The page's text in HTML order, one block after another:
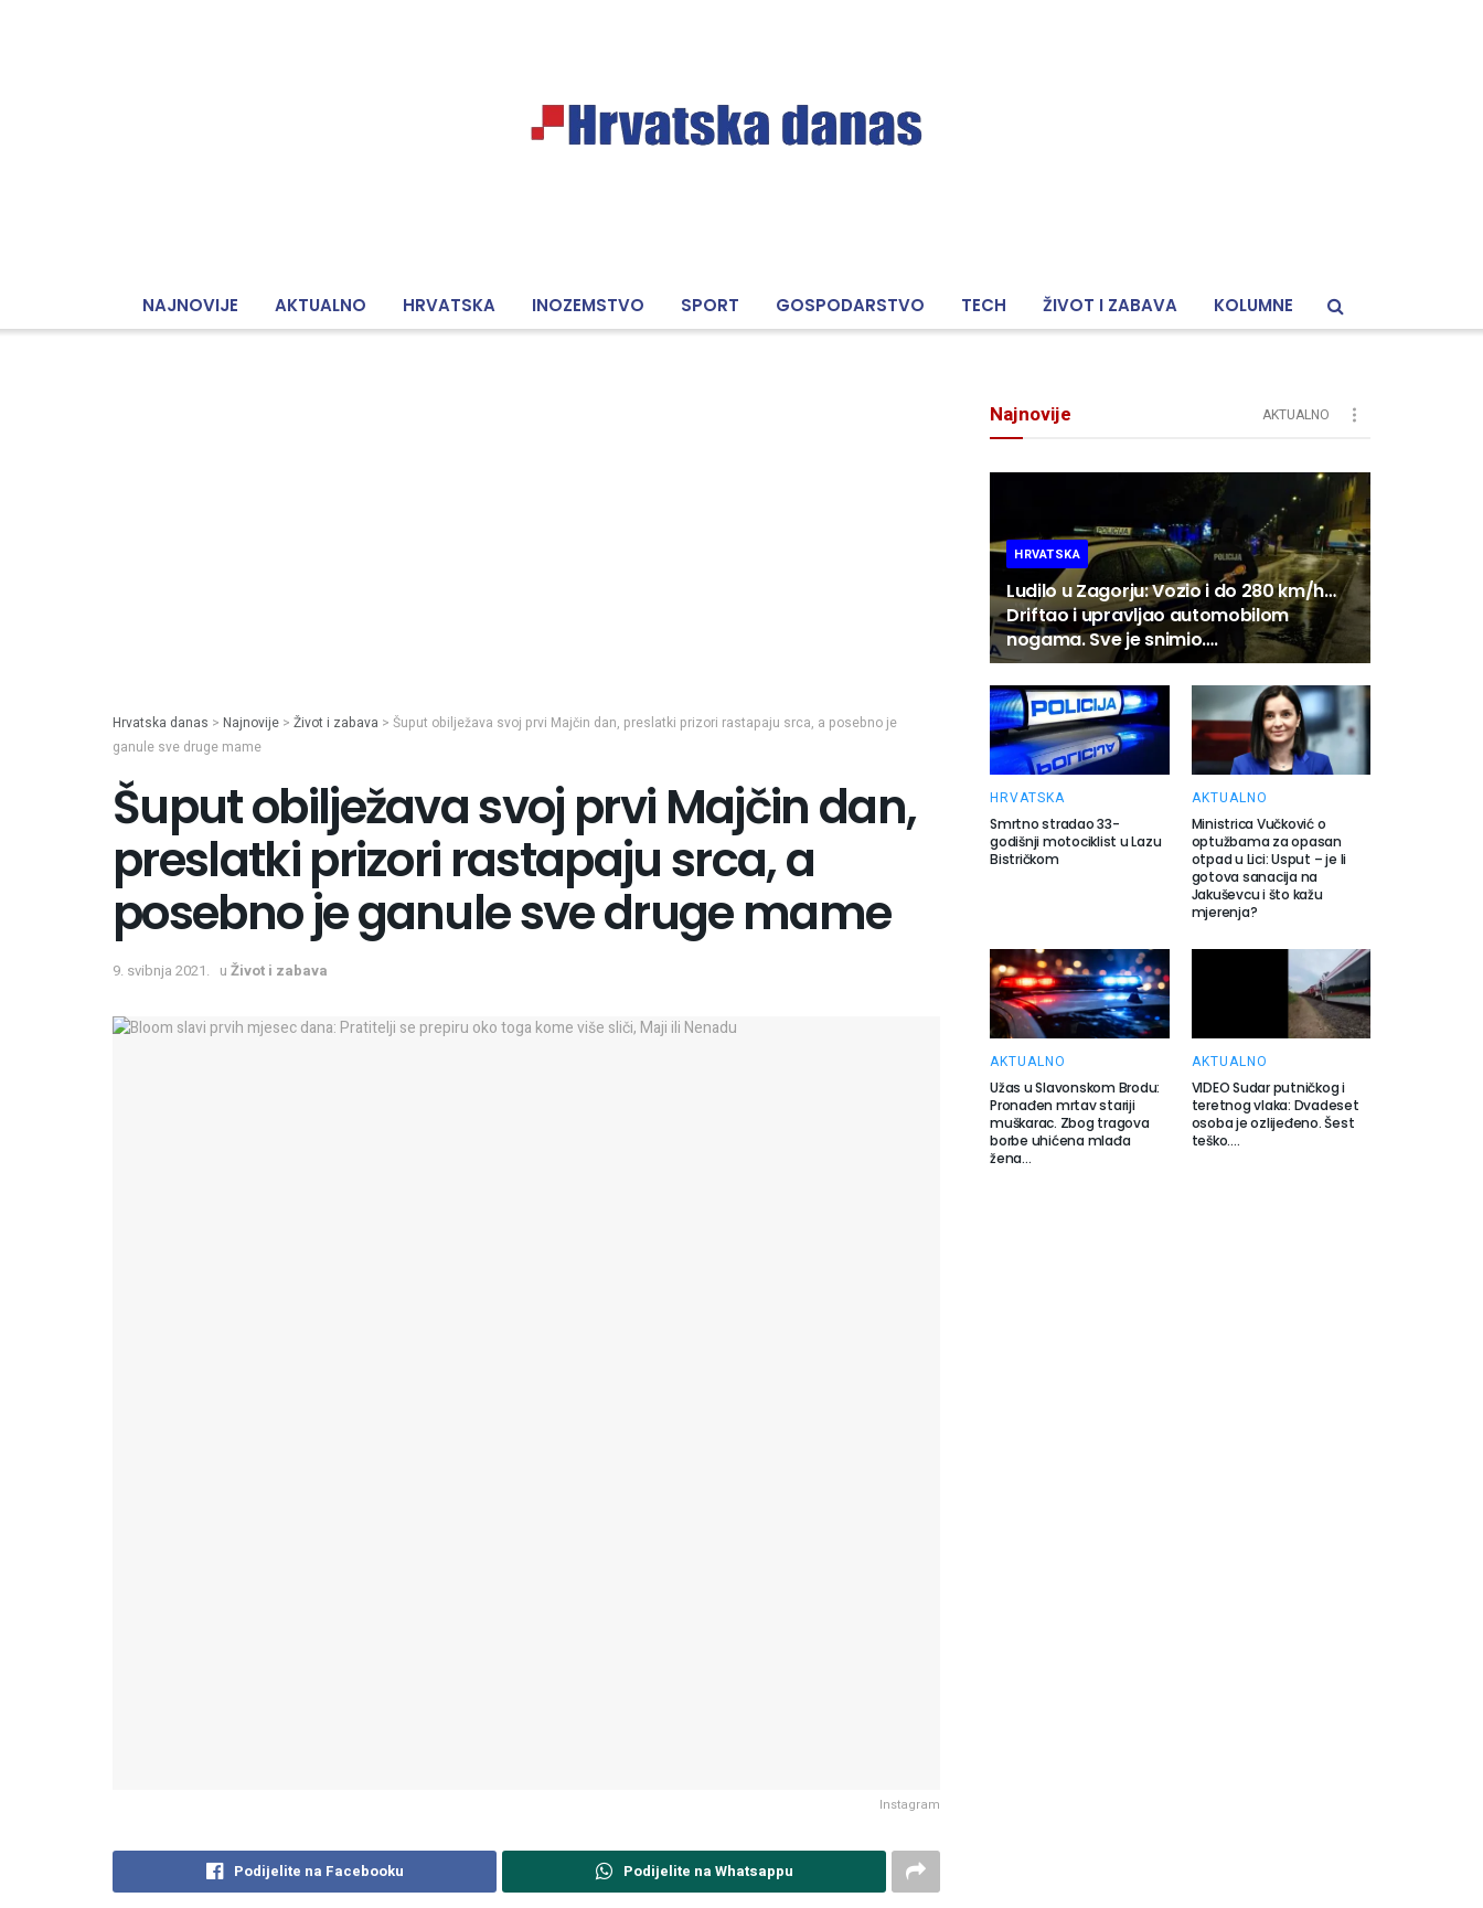
NAJNOVIJE AKTUALNO HRVATSKA INOZEMSTVO SPORT GOSPODARSTVO TECH ŽIVOT I ZABAVA KOLUMNE
Hrvatska danas > Najnovije > Život i zabava > Šuput obilježava svoj prvi Majčin dan, preslatki prizori rastapaju srca, a posebno je
ganule sve druge mame
Šuput obilježava svoj prvi Majčin dan,
preslatki prizori rastapaju srca, a
posebno je ganule sve druge mame
9. svibnja 2021. u Život i zabava
Instagram
Podijelite na Facebooku Podijelite na Whatsappu
Najnovije AKTUALNO
HRVATSKA
Ludilo u Zagorju: Vozio i do 280 km/h…
Driftao i upravljao automobilom
nogama. Sve je snimio….
HRVATSKA
Smrtno stradao 33-
godišnji motociklist u Lazu
Bistričkom
AKTUALNO
Ministrica Vučković o
optužbama za opasan
otpad u Lici: Usput – je li
gotova sanacija na
Jakuševcu i što kažu
mjerenja?
AKTUALNO
Užas u Slavonskom Brodu:
Pronađen mrtav stariji
muškarac. Zbog tragova
borbe uhićena mlađa
žena…
AKTUALNO
VIDEO Sudar putničkog i
teretnog vlaka: Dvadeset
osoba je ozlijeđeno. Šest
teško….